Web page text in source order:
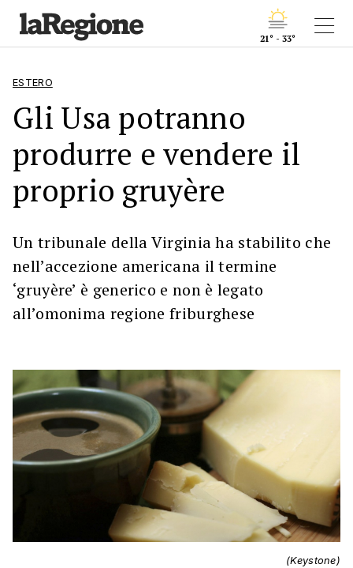
21° - 33°
ESTERO
Gli Usa potranno
produrre e vendere il
proprio gruyère
Un tribunale della Virginia ha stabilito che
nell’accezione americana il termine
‘gruyère’ è generico e non è legato
all’omonima regione friburghese
(Keystone)